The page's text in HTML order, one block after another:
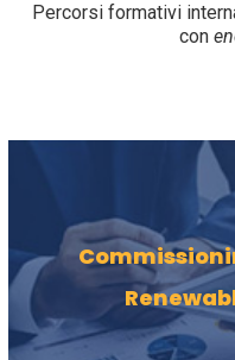
Percorsi formativi
con